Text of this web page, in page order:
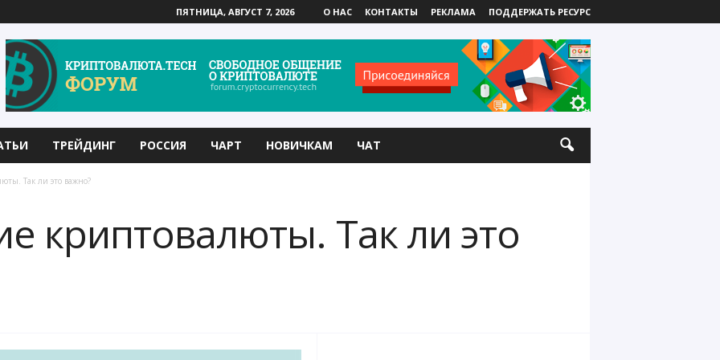
ПЯТНИЦА, АВГУСТ 7, 2026 О НАС КОНТАКТЫ РЕКЛАМА ПОДДЕРЖАТЬ РЕСУРС
ТРЕЙДИНГ РОССИЯ ЧАРТ НОВИЧКАМ ЧАТ
Так ли это важно?
криптовалюты. Так ли это